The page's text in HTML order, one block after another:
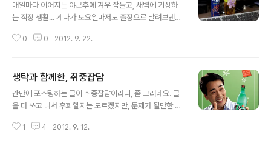
매일마다 이어지는 야근후에 겨우 잠들고, 새벽에 기상하
는 직장 생활... 게다가 토요일마저도 출장으로 날려보낸
TV를 켜봤자 뉴스밖에 모르겠는... 흔한 지친 어느 직장인
0 0 2012. 9. 22.
생탁과 함께한, 취중잡담
간만에 포스팅하는 글이 취중잡담이라니, 좀 그러네요. 글
을 다 쓰고 나서 후회할지는 모르겠지만, 문제가 될만한 실
(제 기억엔) 어쩌면 아무에게도 하지 않았을 제 이야기를
1 4 2012. 9. 12.